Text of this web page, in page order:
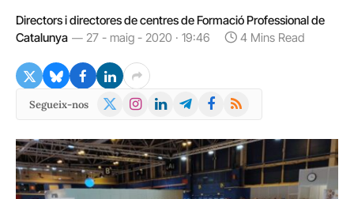
Directors i directores de centres de Formació Professional de
Catalunya
27 - maig - 2020 · 19:46 4 Mins Read
Segueix-nos
X
Instagram
LinkedInTelegramFacebook
RSS